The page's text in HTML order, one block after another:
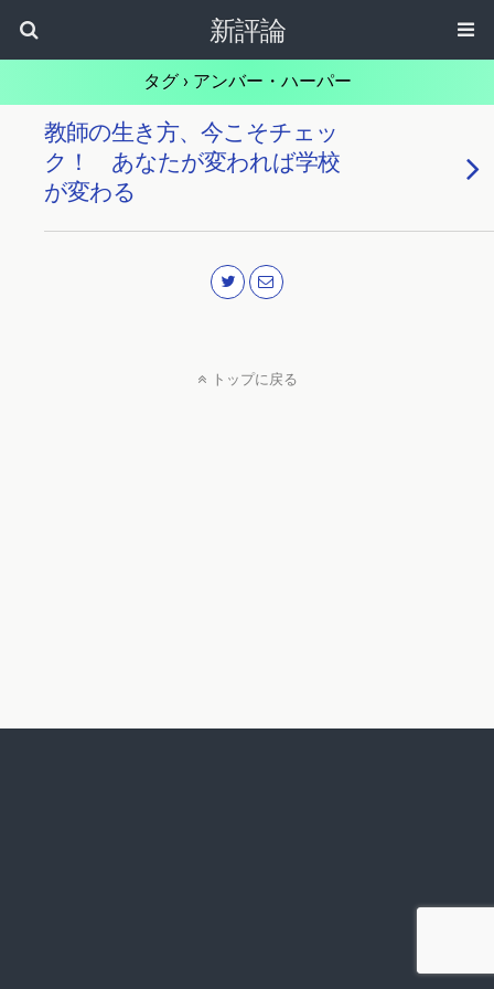
新評論
タグ › アンバー・ハーパー
教師の生き方、今こそチェッ
ク！ あなたが変われば学校
が変わる
トップに戻る